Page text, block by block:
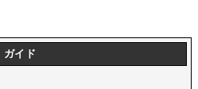
ガイド